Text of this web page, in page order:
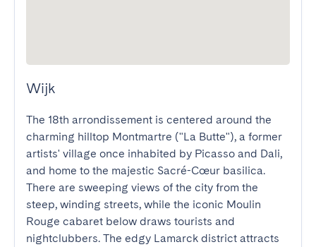
Wijk
The 18th arrondissement is centered around the
charming hilltop Montmartre ("La Butte"), a former
artists' village once inhabited by Picasso and Dali,
and home to the majestic Sacré-Cœur basilica.
There are sweeping views of the city from the
steep, winding streets, while the iconic Moulin
Rouge cabaret below draws tourists and
nightclubbers. The edgy Lamarck district attracts